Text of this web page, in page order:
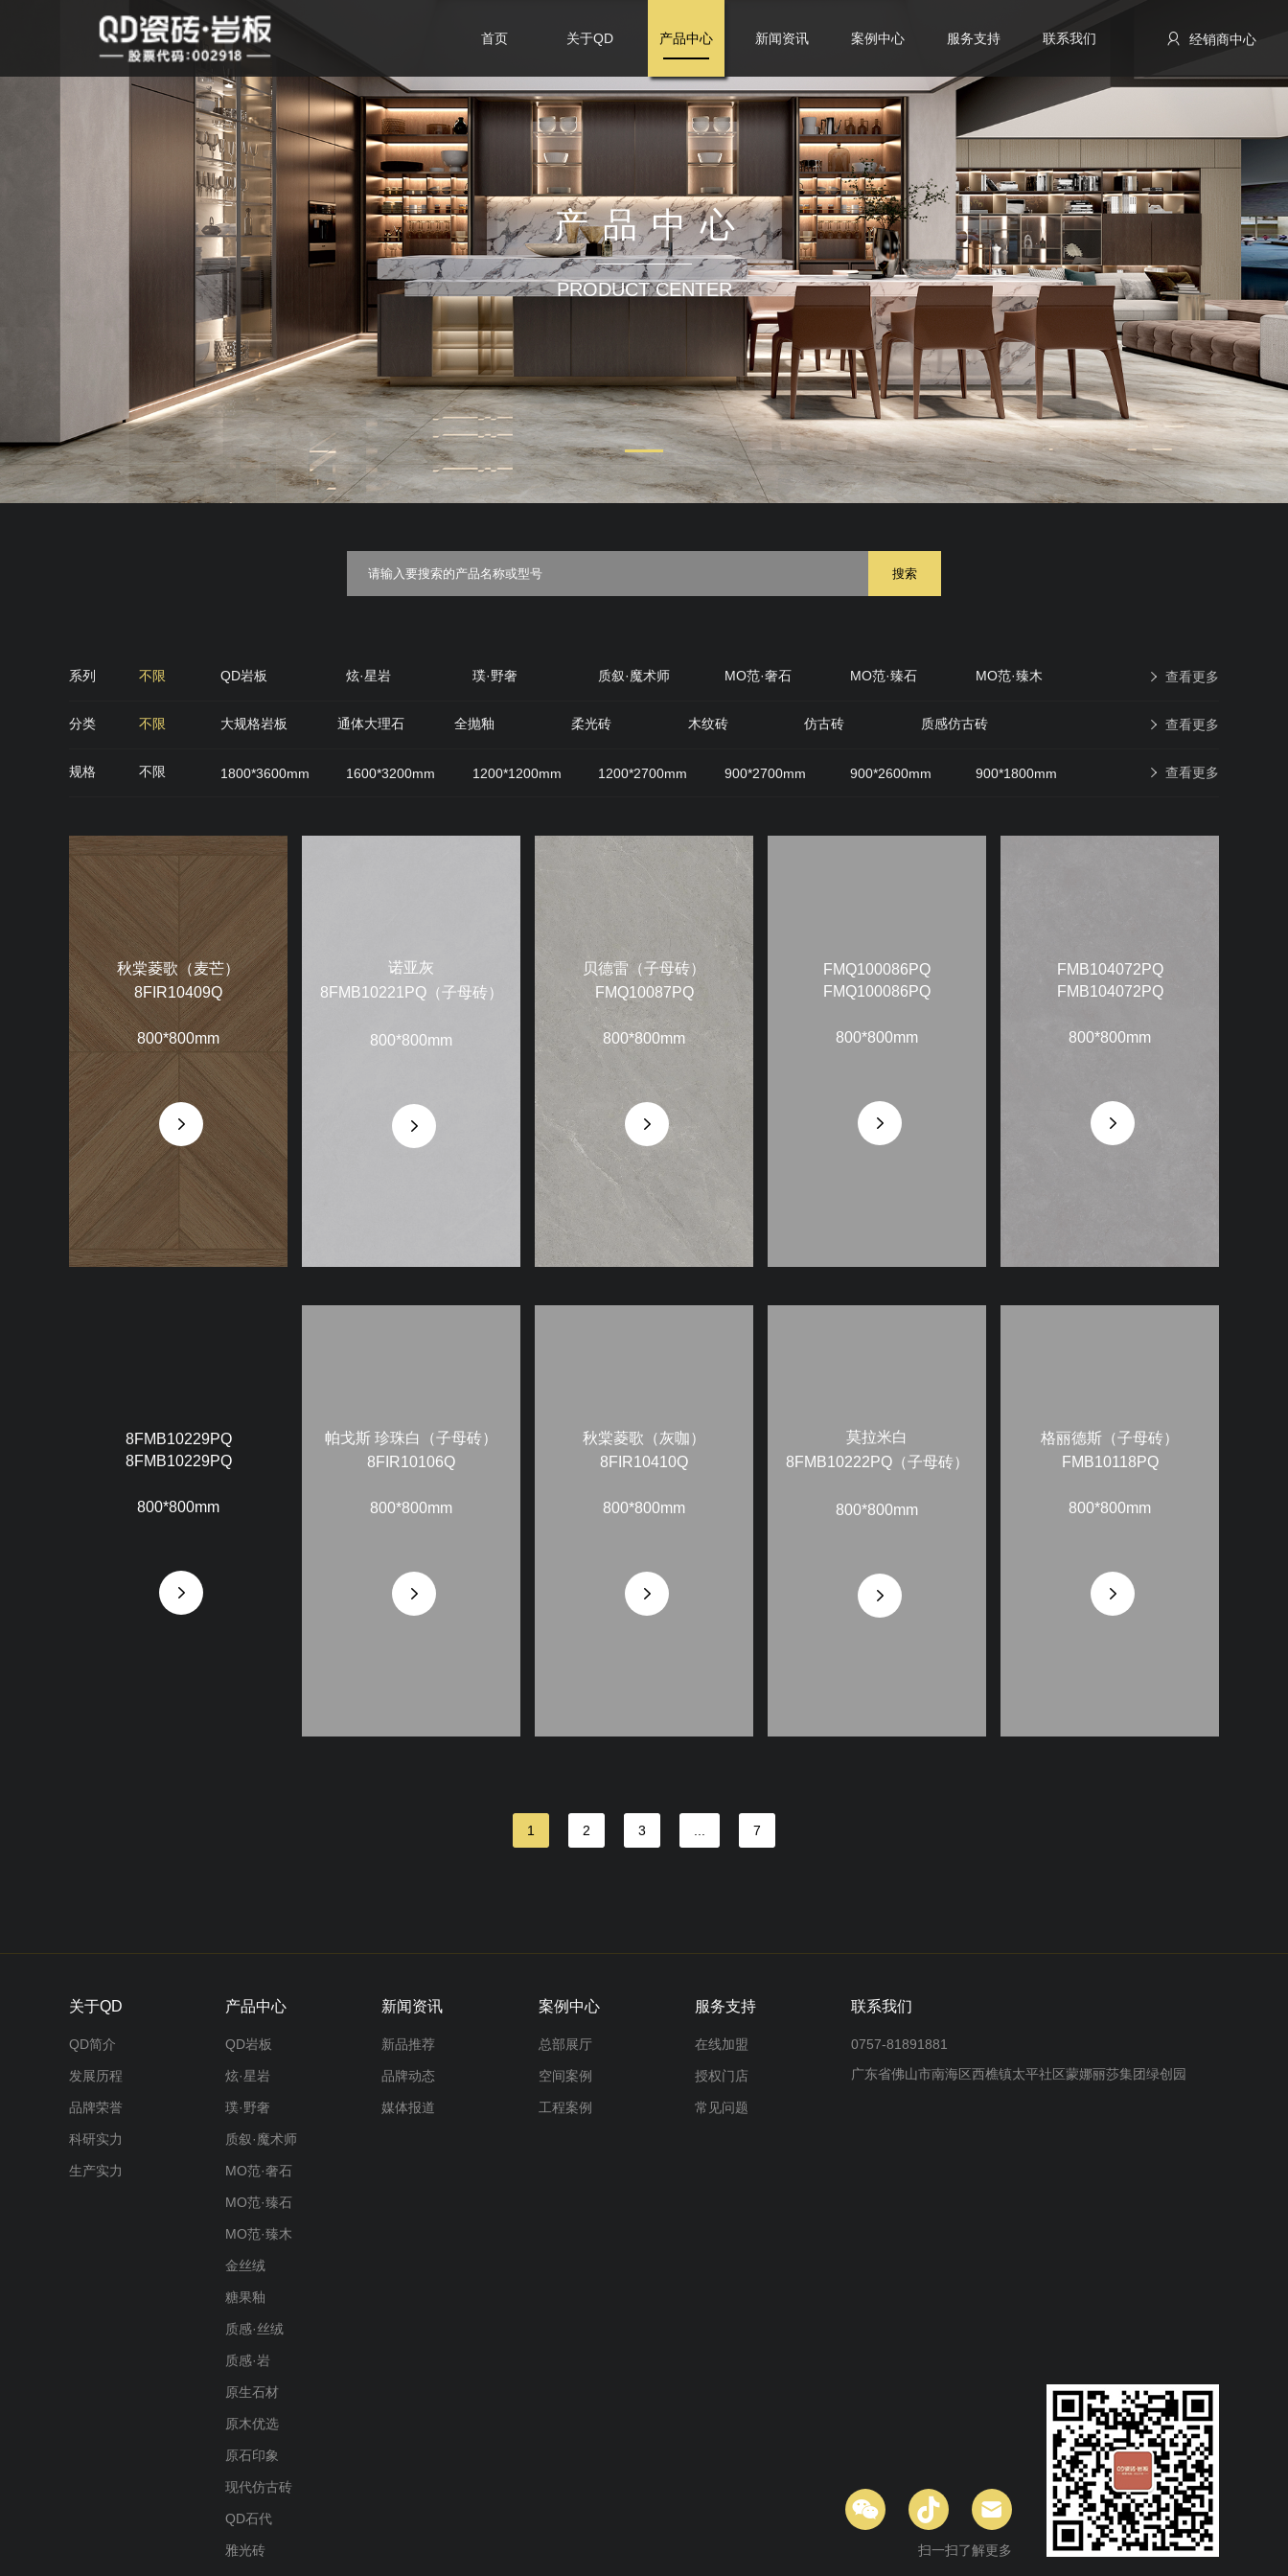
首页 关于QD 产品中心 新闻资讯 案例中心 服务支持 联系我们 经销商中心
产品中心
PRODUCT CENTER
搜索
系列 不限 QD岩板 炫·星岩 璞·野奢 质叙·魔术师 MO范·奢石 MO范·臻石 MO范·臻木 查看更多
分类 不限 大规格岩板 通体大理石 全抛釉 柔光砖 木纹砖 仿古砖 质感仿古砖 查看更多
规格 不限 1800*3600mm 1600*3200mm 1200*1200mm 1200*2700mm 900*2700mm 900*2600mm
900*1800mm
查看更多
秋棠菱歌（麦芒）
8FIR10409Q
800*800mm
诺亚灰
8FMB10221PQ（子母砖）
800*800mm
贝德雷（子母砖）
FMQ10087PQ
800*800mm
FMQ100086PQ
FMQ100086PQ
800*800mm
FMB104072PQ
FMB104072PQ
800*800mm
8FMB10229PQ
8FMB10229PQ
800*800mm
帕戈斯 珍珠白（子母砖）
8FIR10106Q
800*800mm
秋棠菱歌（灰咖）
8FIR10410Q
800*800mm
莫拉米白
8FMB10222PQ（子母砖）
800*800mm
格丽德斯（子母砖）
FMB10118PQ
800*800mm
1 2 3 7
关于QD
QD简介
发展历程
品牌荣誉
科研实力
生产实力
产品中心
QD岩板
炫·星岩
璞·野奢
质叙·魔术师
MO范·奢石
MO范·臻石
MO范·臻木
金丝绒
糖果釉
质感·丝绒
质感·岩
原生石材
原木优选
原石印象
现代仿古砖
QD石代
雅光砖
新闻资讯
新品推荐
品牌动态
媒体报道
案例中心
总部展厅
空间案例
工程案例
服务支持
在线加盟
授权门店
常见问题
联系我们
0757-81891881
广东省佛山市南海区西樵镇太平社区蒙娜丽莎集团绿创园
扫一扫了解更多